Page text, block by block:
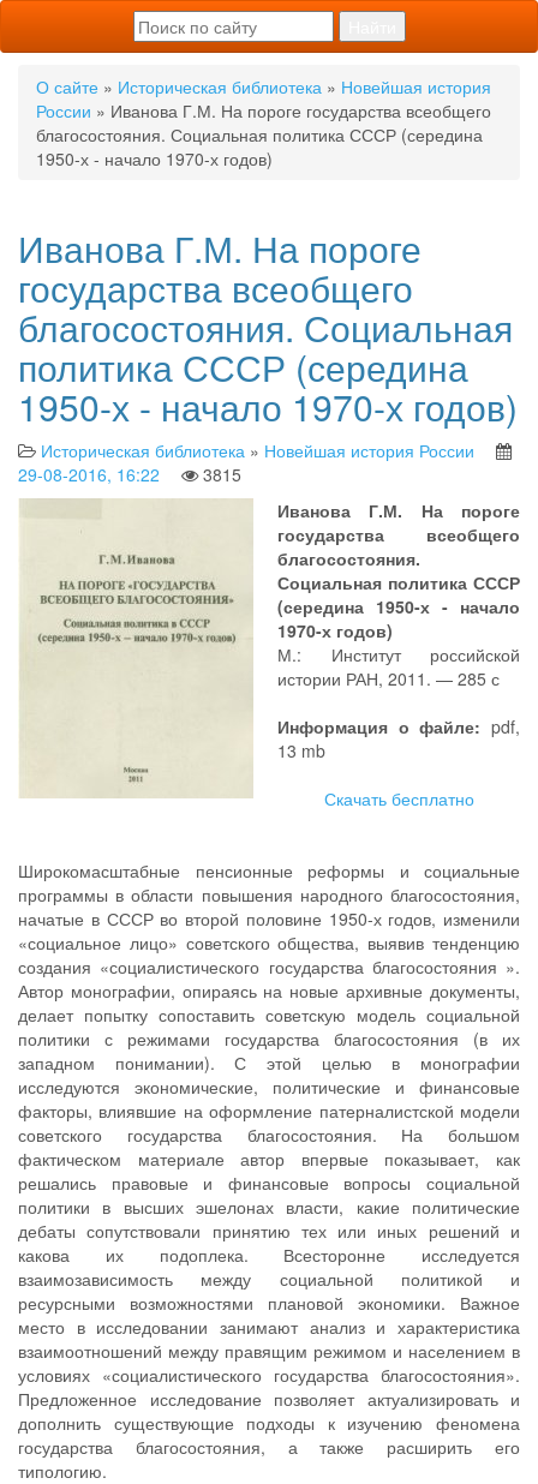
О сайте » Историческая библиотека » Новейшая история
России » Иванова Г.М. На пороге государства всеобщего
благосостояния. Социальная политика СССР (середина
1950-х - начало 1970-х годов)
Иванова Г.М. На пороге
государства всеобщего
благосостояния. Социальная
политика СССР (середина
1950-х - начало 1970-х годов)
Историческая библиотека » Новейшая история России
29-08-2016, 16:22
3815
Иванова Г.М. На пороге
государства всеобщего
благосостояния.
Социальная политика СССР
(середина 1950-х - начало
1970-х годов)
М.: Институт российской
истории РАН, 2011. — 285 с
Информация о файле: pdf,
13 mb
Скачать бесплатно
Широкомасштабные пенсионные реформы и социальные
программы в области повышения народного благосостояния,
начатые в СССР во второй половине 1950-х годов, изменили
«социальное лицо» советского общества, выявив тенденцию
создания «социалистического государства благосостояния ».
Автор монографии, опираясь на новые архивные документы,
делает попытку сопоставить советскую модель социальной
политики с режимами государства благосостояния (в их
западном понимании). С этой целью в монографии
исследуются экономические, политические и финансовые
факторы, влиявшие на оформление патерналистской модели
советского государства благосостояния. На большом
фактическом материале автор впервые показывает, как
решались правовые и финансовые вопросы социальной
политики в высших эшелонах власти, какие политические
дебаты сопутствовали принятию тех или иных решений и
какова их подоплека. Всесторонне исследуется
взаимозависимость между социальной политикой и
ресурсными возможностями плановой экономики. Важное
место в исследовании занимают анализ и характеристика
взаимоотношений между правящим режимом и населением в
условиях «социалистического государства благосостояния».
Предложенное исследование позволяет актуализировать и
дополнить существующие подходы к изучению феномена
государства благосостояния, а также расширить его
типологию.